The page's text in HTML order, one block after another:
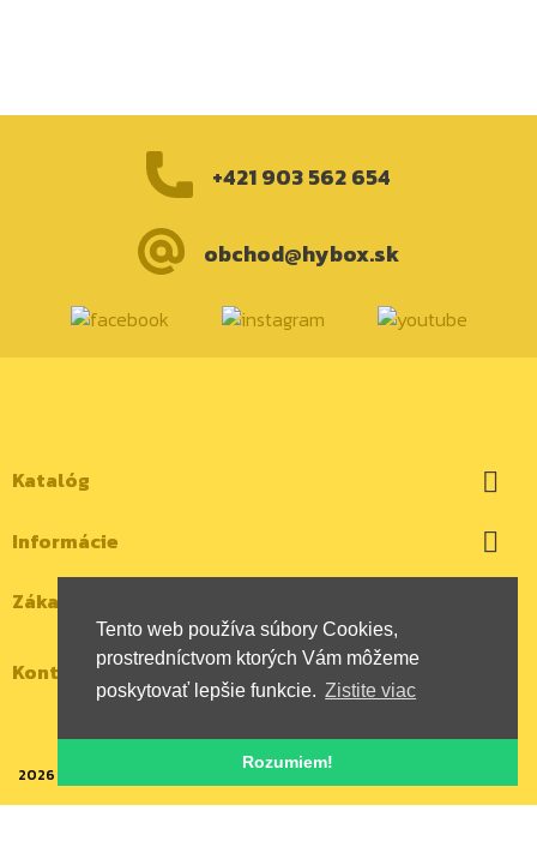
Tento web používa súbory Cookies,
prostredníctvom ktorých Vám môžeme
poskytovať lepšie funkcie. Zistite viac
Rozumiem!
+421 903 562 654
obchod@hybox.sk
Katalóg 
Informácie 
Zákaznícky účet
Kontaktujte nás
2026 | Všetky autorské práva vyhradené | HYBOX Slovakia, s.r.o.